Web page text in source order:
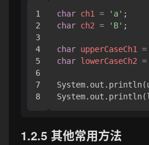
1
2
3
4
5
6
7
char ch1 = 'a'
char ch2 = 'B' ;
char upperCaseCh1 =
char lowerCaseCh2 =
1.2.5 其他常用方法